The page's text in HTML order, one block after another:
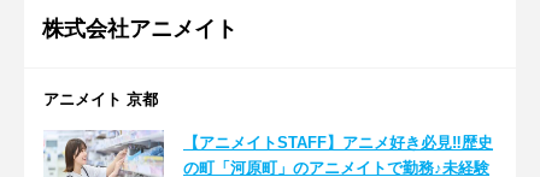
株式会社アニメイト
アニメイト 京都
【アニメイトSTAFF】アニメ好き必見‼歴史
の町「河原町」のアニメイトで勤務♪未経験